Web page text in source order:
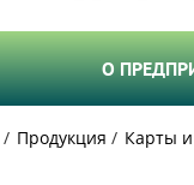
О
Продукция Карты